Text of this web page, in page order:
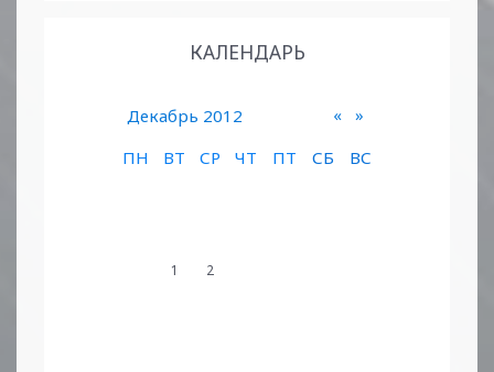
КАЛЕНДАРЬ
«
Декабрь 2012
»
ПН
ВТ СР ЧТ ПТ СБ ВС
1 2